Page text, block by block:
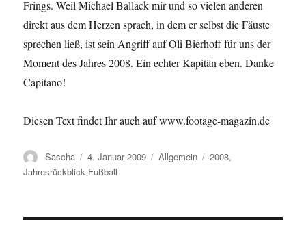
Frings. Weil Michael Ballack mir und so vielen anderen
direkt aus dem Herzen sprach, in dem er selbst die Fäuste
sprechen ließ, ist sein Angriff auf Oli Bierhoff für uns der
Moment des Jahres 2008. Ein echter Kapitän eben. Danke
Capitano!
Diesen Text findet Ihr auch auf www.footage-magazin.de
Autor
Sascha
Veröffentlicht
am
4. Januar 2009 Kategorien
Allgemein Schlagwörter
2008,
Jahresrückblick Fußball